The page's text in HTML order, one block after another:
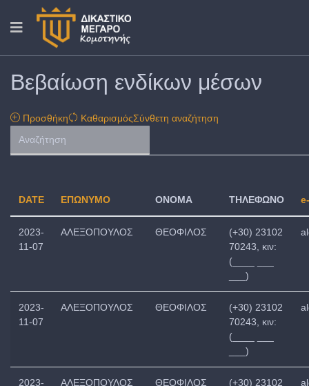
Βεβαίωση ενδίκων μέσων
Προσθήκη ΚαθαρισμόςΣύνθετη αναζήτηση
DATE ΕΠΩΝΥΜΟ ΟΝΟΜΑ ΤΗΛΕΦΩΝΟ
2023-
11-07
ΑΛΕΞΟΠΟΥΛΟΣ ΘΕΟΦΙΛΟΣ
(+30) 23102
70243, κιν:
(____ ___
___)
2023-
11-07
ΑΛΕΞΟΠΟΥΛΟΣ ΘΕΟΦΙΛΟΣ
(+30) 23102
70243, κιν:
(____ ___
___)
2023-
ΑΛΕΞΟΠΟΥΛΟΣ ΘΕΟΦΙΛΟΣ
(+30) 23102